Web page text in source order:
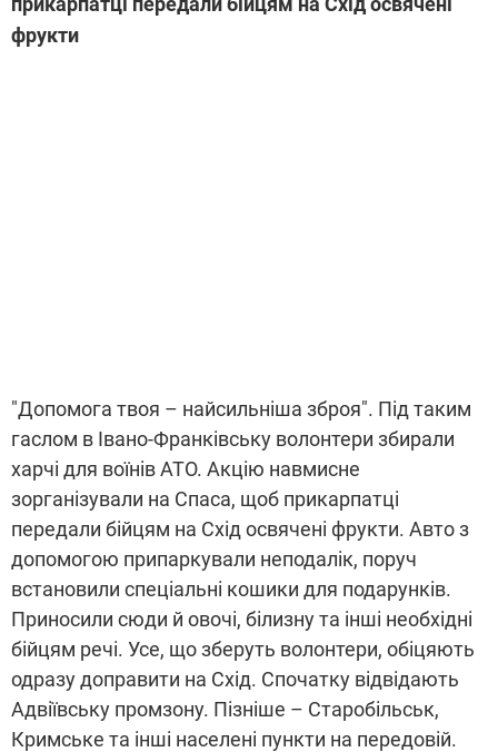
фрукти
"Допомога твоя – найсильніша зброя". Під таким
гаслом в Івано-Франківську волонтери збирали
харчі для воїнів АТО. Акцію навмисне
зорганізували на Спаса, щоб прикарпатці
передали бійцям на Схід освячені фрукти. Авто з
допомогою припаркували неподалік, поруч
встановили спеціальні кошики для подарунків.
Приносили сюди й овочі, білизну та інші необхідні
бійцям речі. Усе, що зберуть волонтери, обіцяють
одразу доправити на Схід. Спочатку відвідають
Адвіївську промзону. Пізніше – Старобільськ,
Кримське та інші населені пункти на передовій.